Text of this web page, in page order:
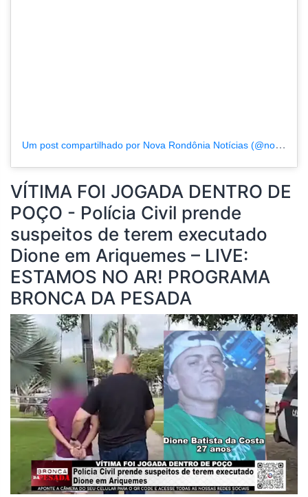
Um post compartilhado por Nova Rondônia Notícias (@novarondonia)
VÍTIMA FOI JOGADA DENTRO DE
POÇO - Polícia Civil prende
suspeitos de terem executado
Dione em Ariquemes – LIVE:
ESTAMOS NO AR! PROGRAMA
BRONCA DA PESADA